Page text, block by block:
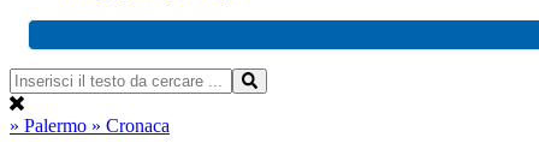
» Palermo » Cronaca